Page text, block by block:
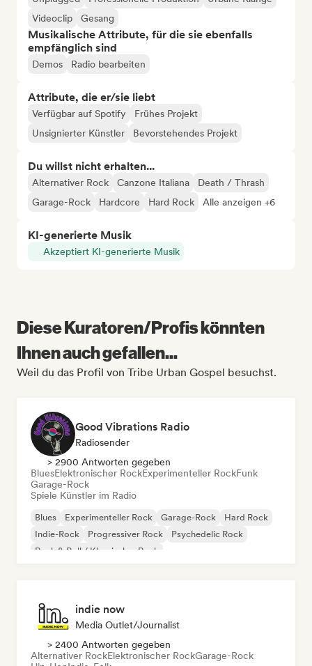
Videoclip
Gesang
Musikalische Attribute, für die sie ebenfalls
empfänglich sind
Demos Radio bearbeiten
Attribute, die er/sie liebt
Verfügbar auf Spotify
Frühes Projekt
Unsignierter Künstler
Bevorstehendes Projekt
Du willst nicht erhalten...
Alternativer Rock Canzone Italiana
Death / Thrash
Garage-Rock
Hardcore Hard Rock Alle anzeigen +6
KI-generierte Musik
Akzeptiert KI-generierte Musik
Diese Kuratoren/Profis könnten
Ihnen auch gefallen...
Weil du das Profil von Tribe Urban Gospel besuchst.
Good Vibrations Radio
Radiosender
> 2900 Antworten gegeben
BluesElektronischer RockExperimenteller RockFunk
Garage-Rock
Spiele Künstler im Radio
Blues Experimenteller Rock Garage-Rock
Hard Rock
Indie-Rock
Progressiver Rock
Psychedelic Rock
Rock & Roll / Klassischer Rock
indie now
Media Outlet/Journalist
> 2400 Antworten gegeben
Alternativer RockElektronischer RockGarage-Rock